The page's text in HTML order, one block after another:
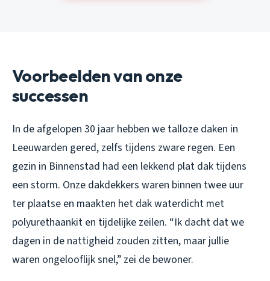
Voorbeelden van onze
successen
In de afgelopen 30 jaar hebben we talloze daken in
Leeuwarden gered, zelfs tijdens zware regen. Een
gezin in Binnenstad had een lekkend plat dak tijdens
een storm. Onze dakdekkers waren binnen twee uur
ter plaatse en maakten het dak waterdicht met
polyurethaankit en tijdelijke zeilen. “Ik dacht dat we
dagen in de nattigheid zouden zitten, maar jullie
waren ongelooflijk snel,” zei de bewoner.